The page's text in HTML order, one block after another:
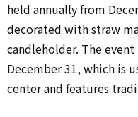
held annually from
decorated with straw
candleholder. The event
December 31, which is
center and features